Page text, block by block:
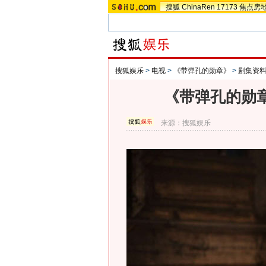
搜狐 ChinaRen 17173 焦点房
搜狐娱乐 > 电视 > 《带弹孔的勋章》 > 剧集资料
《带弹孔的
来源：搜狐娱乐